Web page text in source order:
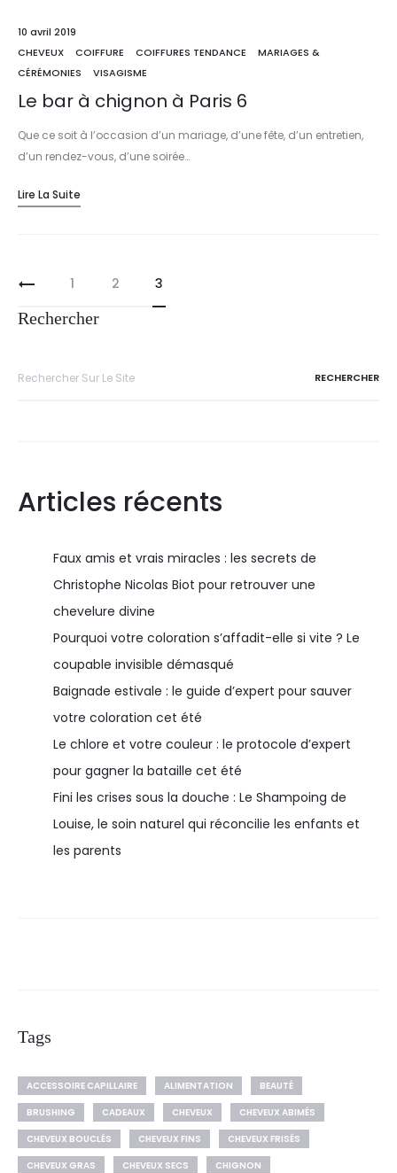
10 avril 2019
CHEVEUX
COIFFURE COIFFURES TENDANCE
MARIAGES &
CÉRÉMONIES
VISAGISME
Le bar à chignon à Paris 6
Que ce soit à l’occasion d’un mariage, d’une fête, d’un entretien,
d’un rendez-vous, d’une soirée…
Lire La Suite
1 2 3
Rechercher
Articles récents
Faux amis et vrais miracles : les secrets de
Christophe Nicolas Biot pour retrouver une
chevelure divine
Pourquoi votre coloration s’affadit-elle si vite ? Le
coupable invisible démasqué
Baignade estivale : le guide d’expert pour sauver
votre coloration cet été
Le chlore et votre couleur : le protocole d’expert
pour gagner la bataille cet été
Fini les crises sous la douche : Le Shampoing de
Louise, le soin naturel qui réconcilie les enfants et
les parents
Tags
ACCESSOIRE CAPILLAIRE ALIMENTATION
BEAUTÉ
BRUSHING
CADEAUX CHEVEUX
CHEVEUX ABIMÉS
CHEVEUX BOUCLÉS
CHEVEUX FINS
CHEVEUX FRISÉS
CHEVEUX GRAS
CHEVEUX SECS
CHIGNON